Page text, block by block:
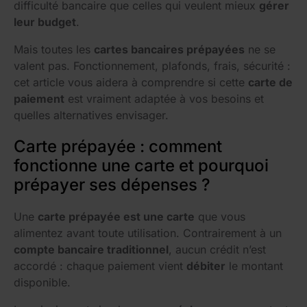
difficulté bancaire que celles qui veulent mieux gérer
leur budget.
Mais toutes les cartes bancaires prépayées ne se
valent pas. Fonctionnement, plafonds, frais, sécurité :
cet article vous aidera à comprendre si cette carte de
paiement est vraiment adaptée à vos besoins et
quelles alternatives envisager.
Carte prépayée : comment
fonctionne une carte et pourquoi
prépayer ses dépenses ?
Une carte prépayée est une carte que vous
alimentez avant toute utilisation. Contrairement à un
compte bancaire traditionnel, aucun crédit n’est
accordé : chaque paiement vient débiter le montant
disponible.